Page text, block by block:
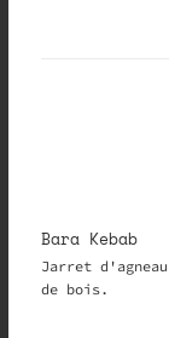
Bara Kebab
Jarret
de bois.